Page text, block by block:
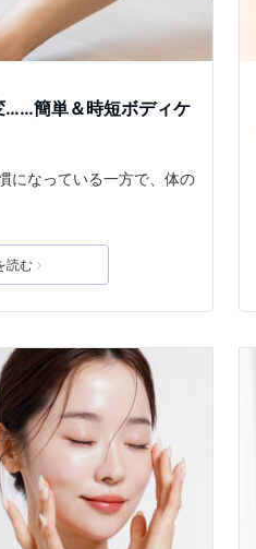
……簡単＆時短ボディケ
になっている一方で、体の
読む